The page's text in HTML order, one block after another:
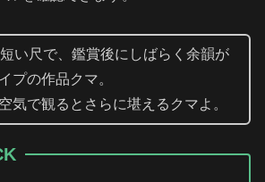
い尺で、鑑賞後にしばらく余韻が
プの作品クマ。
気で観るとさらに堪えるクマよ。